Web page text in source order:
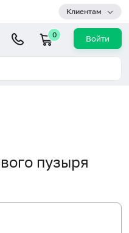
Клиентам
0 Войти
пузыря